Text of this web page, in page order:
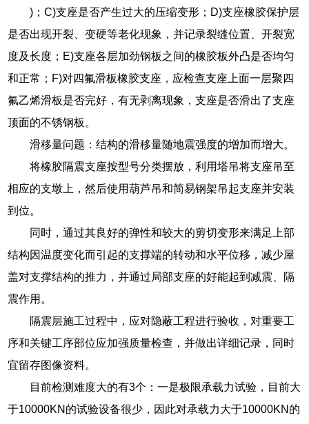
)；C)支座是否产生过大的压缩变形；D)支座橡胶保护层
是否出现开裂、变硬等老化现象，并记录裂缝位置、开裂宽
度及长度；E)支座各层加劲钢板之间的橡胶板外凸是否均匀
和正常；F)对四氟滑板橡胶支座，应检查支座上面一层聚四
氟乙烯滑板是否完好，有无剥离现象，支座是否滑出了支座
顶面的不锈钢板。
滑移量问题：结构的滑移量随地震强度的增加而增大。
将橡胶隔震支座按型号分类摆放，利用塔吊将支座吊至
相应的支墩上，然后使用葫芦吊和简易钢架吊起支座并安装
到位。
同时，通过其良好的弹性和较大的剪切变形来满足上部
结构因温度变化而引起的支撑端的转动和水平位移，减少屋
盖对支撑结构的推力，并通过局部支座的好能起到减震、隔
震作用。
隔震层施工过程中，应对隐蔽工程进行验收，对重要工
序和关键工序部位应加强质量检查，并做出详细记录，同时
宜留存图像资料。
目前检测难度大的有3个：一是极限承载力试验，目前大
于10000KN的试验设备很少，因此对承载力大于10000KN的